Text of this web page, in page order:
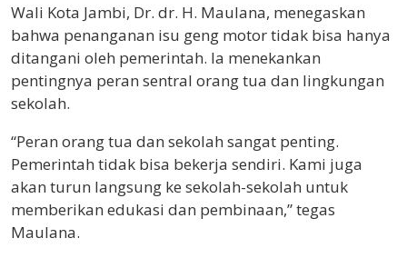
Wali Kota Jambi, Dr. dr. H. Maulana, menegaskan
bahwa penanganan isu geng motor tidak bisa hanya
ditangani oleh pemerintah. Ia menekankan
pentingnya peran sentral orang tua dan lingkungan
sekolah.
“Peran orang tua dan sekolah sangat penting.
Pemerintah tidak bisa bekerja sendiri. Kami juga
akan turun langsung ke sekolah-sekolah untuk
memberikan edukasi dan pembinaan,” tegas
Maulana.